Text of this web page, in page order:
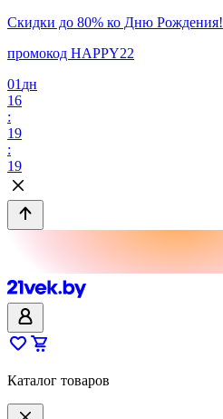
Скидки до 80% ко Дню Рождения!
промокод HAPPY22
01 дн
16
:
19
:
19
Каталог товаров